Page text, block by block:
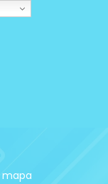
mapa